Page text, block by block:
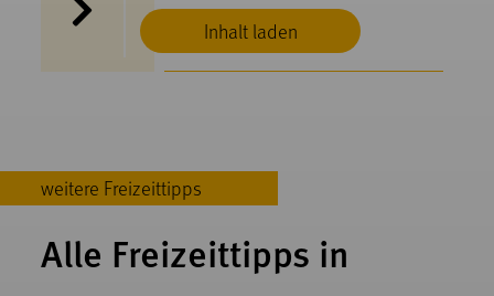
Inhalt laden
weitere Freizeittipps
Alle Freizeittipps in